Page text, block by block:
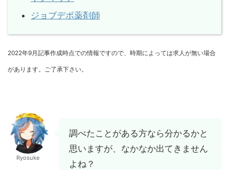
ジョブデポ薬剤師
2022年9月記事作成時点での情報ですので、時期によっては求人が無い場合
があります。ご了承下さい。
Ryosuke
調べたことがある方なら分かるかと
思いますが、なかなか出てきません
よね？